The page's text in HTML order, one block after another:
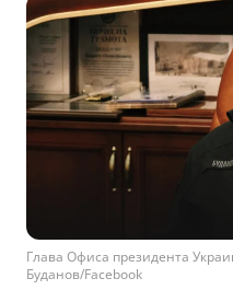
Глава Офиса президента
Буданов/Facebook